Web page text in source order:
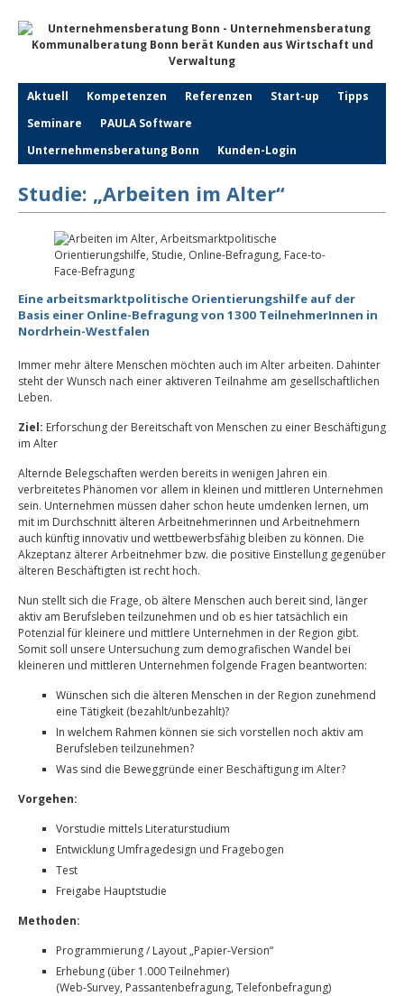
Aktuell Kompetenzen Referenzen Start-up
Tipps
Seminare
PAULA Software
Unternehmensberatung Bonn
Kunden-Login
Studie: „Arbeiten im Alter“
Eine arbeitsmarktpolitische Orientierungshilfe auf der
Basis einer Online-Befragung von 1300 TeilnehmerInnen in
Nordrhein-Westfalen
Immer mehr ältere Menschen möchten auch im Alter arbeiten. Dahinter
steht der Wunsch nach einer aktiveren Teilnahme am gesellschaftlichen
Leben.
Ziel: Erforschung der Bereitschaft von Menschen zu einer Beschäftigung
im Alter
Alternde Belegschaften werden bereits in wenigen Jahren ein
verbreitetes Phänomen vor allem in kleinen und mittleren Unternehmen
sein. Unternehmen müssen daher schon heute umdenken lernen, um
mit im Durchschnitt älteren Arbeitnehmerinnen und Arbeitnehmern
auch künftig innovativ und wettbewerbsfähig bleiben zu können. Die
Akzeptanz älterer Arbeitnehmer bzw. die positive Einstellung gegenüber
älteren Beschäftigten ist recht hoch.
Nun stellt sich die Frage, ob ältere Menschen auch bereit sind, länger
aktiv am Berufsleben teilzunehmen und ob es hier tatsächlich ein
Potenzial für kleinere und mittlere Unternehmen in der Region gibt.
Somit soll unsere Untersuchung zum demografischen Wandel bei
kleineren und mittleren Unternehmen folgende Fragen beantworten:
Wünschen sich die älteren Menschen in der Region zunehmend
eine Tätigkeit (bezahlt/unbezahlt)?
In welchem Rahmen können sie sich vorstellen noch aktiv am
Berufsleben teilzunehmen?
Was sind die Beweggründe einer Beschäftigung im Alter?
Vorgehen:
Vorstudie mittels Literaturstudium
Entwicklung Umfragedesign und Fragebogen
Test
Freigabe Hauptstudie
Methoden:
Programmierung / Layout „Papier-Version“
Erhebung (über 1.000 Teilnehmer)
(Web-Survey, Passantenbefragung, Telefonbefragung)